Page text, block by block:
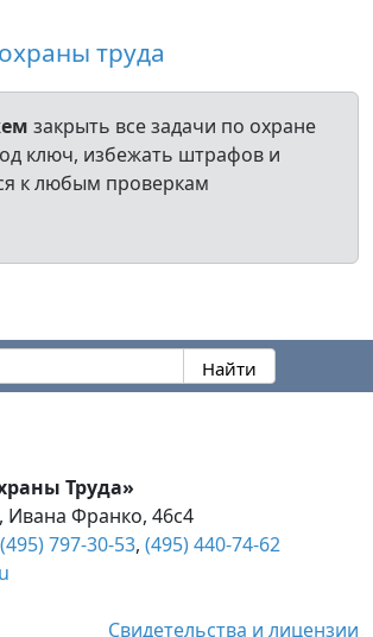
труда
закрыть все задачи по охране
ключ, избежать штрафов и
к любым проверкам
Труда»
, Ивана Франко, 46с4
(495) 797-30-53, (495) 440-74-62
Свидетельства и лицензии